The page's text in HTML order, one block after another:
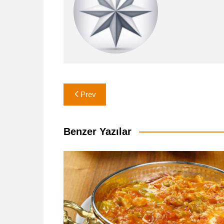
Yazı
gezinmesi
Prev
Benzer Yazılar